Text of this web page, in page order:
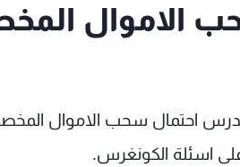
الاموال
احتمال سحب الاموال
على اسئلة الكونغرس.